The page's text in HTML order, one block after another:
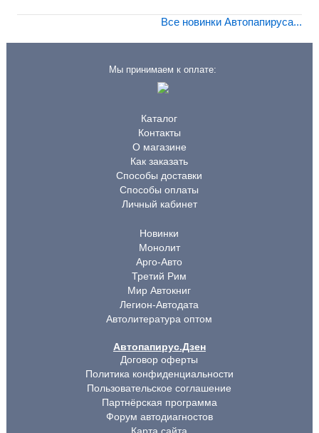
Все новинки Автопапируса...
Мы принимаем к оплате:
Каталог
Контакты
О магазине
Как заказать
Способы доставки
Способы оплаты
Личный кабинет
Новинки
Монолит
Арго-Авто
Третий Рим
Мир Автокниг
Легион-Автодата
Автолитература оптом
Автопапирус.Дзен
Договор оферты
Политика конфиденциальности
Пользовательское соглашение
Партнёрская программа
Форум автодиагностов